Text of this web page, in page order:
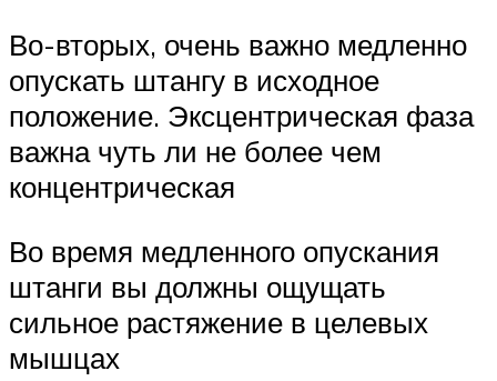
Во-вторых, очень важно медленно
опускать штангу в исходное
положение. Эксцентрическая фаза
важна чуть ли не более чем
концентрическая
Во время медленного опускания
штанги вы должны ощущать
сильное растяжение в целевых
мышцах